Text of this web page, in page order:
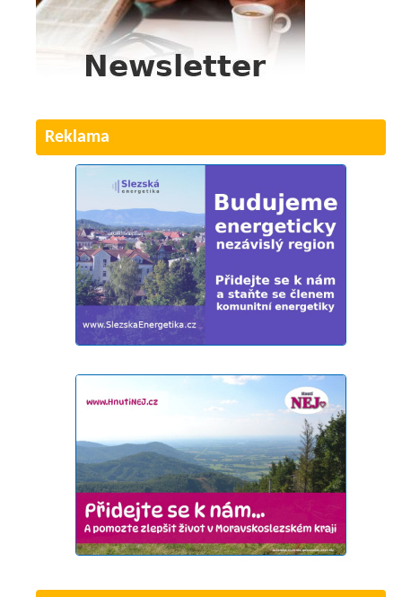
Reklama